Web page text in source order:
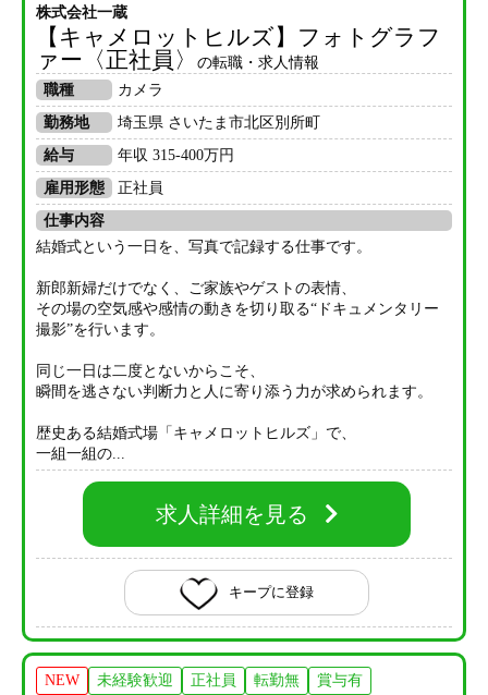
株式会社一蔵
【キャメロットヒルズ】フォトグラフ
ァー〈正社員〉
の転職・求人情報
職種
カメラ
勤務地
埼玉県 さいたま市北区別所町
給与
年収 315-400万円
雇用形態
正社員
仕事内容
結婚式という一日を、写真で記録する仕事です。
新郎新婦だけでなく、ご家族やゲストの表情、
その場の空気感や感情の動きを切り取る“ドキュメンタリー
撮影”を行います。
同じ一日は二度とないからこそ、
瞬間を逃さない判断力と人に寄り添う力が求められます。
歴史ある結婚式場「キャメロットヒルズ」で、
一組一組の...
求人詳細を見る
キープに登録
NEW 未経験歓迎 正社員 転勤無
賞与有